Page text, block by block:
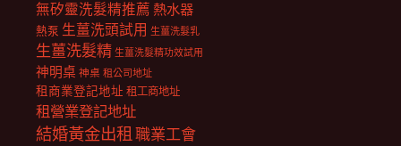
無矽靈洗髮精推薦 熱水器
熱泵 生薑洗頭試用 生薑洗髮乳
生薑洗髮精 生薑洗髮精功效試用
神明桌 神桌 租公司地址
租商業登記地址 租工商地址
租營業登記地址
結婚黃金出租職業工會